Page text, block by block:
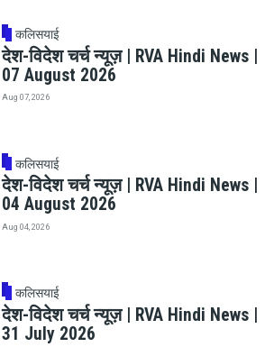
कलिसयाई
देश-विदेश चर्च न्यूज़ | RVA Hindi News |
07 August 2026
Aug 07, 2026
कलिसयाई
देश-विदेश चर्च न्यूज़ | RVA Hindi News |
04 August 2026
Aug 04, 2026
कलिसयाई
देश-विदेश चर्च न्यूज़ | RVA Hindi News |
31 July 2026